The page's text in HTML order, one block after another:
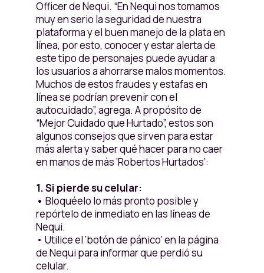
Officer de Nequi. “En Nequi nos tomamos
muy en serio la seguridad de nuestra
plataforma y el buen manejo de la plata en
línea, por esto, conocer y estar alerta de
este tipo de personajes puede ayudar a
los usuarios a ahorrarse malos momentos.
Muchos de estos fraudes y estafas en
línea se podrían prevenir con el
autocuidado”, agrega. A propósito de
“Mejor Cuidado que Hurtado”, estos son
algunos consejos que sirven para estar
más alerta y saber qué hacer para no caer
en manos de más ‘Robertos Hurtados’:
1. Si pierde su celular:
• Bloquéelo lo más pronto posible y
repórtelo de inmediato en las líneas de
Nequi.
• Utilice el ‘botón de pánico’ en la página
de Nequi para informar que perdió su
celular.